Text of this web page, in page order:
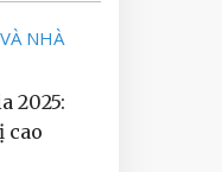
NHÀ
2025:
cao